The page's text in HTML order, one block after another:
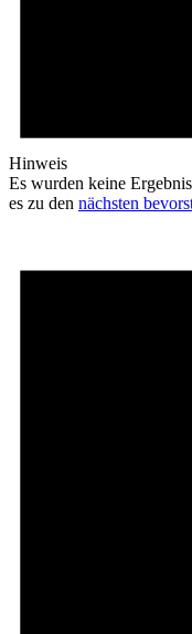
Hinweis
Es wurden keine
es zu den nächsten